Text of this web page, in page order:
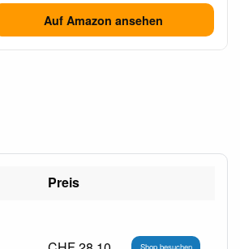
Auf Amazon ansehen
Preis
Shop besuchen